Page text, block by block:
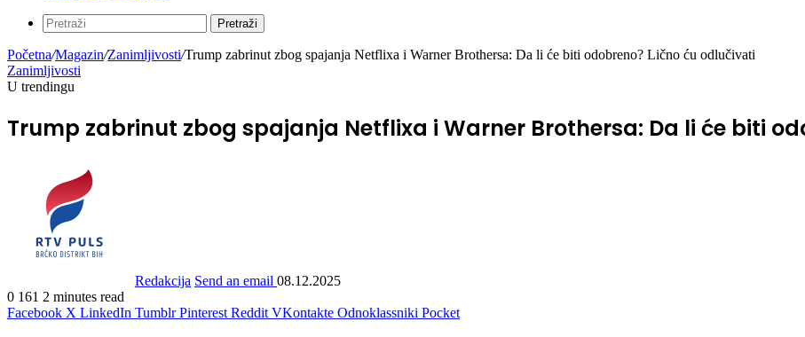
Pretraži
Početna/Magazin/Zanimljivosti/Trump zabrinut zbog spajanja Netflixa i Warner Brothersa: Da li će biti odobreno? Lično ću odlučivati
Zanimljivosti
U trendingu
Trump zabrinut zbog spajanja Netflixa i Warner Brothersa: Da li će biti
Redakcija Send an email 08.12.2025
0 161 2 minutes read
Facebook X LinkedIn Tumblr Pinterest Reddit VKontakte Odnoklassniki Pocket